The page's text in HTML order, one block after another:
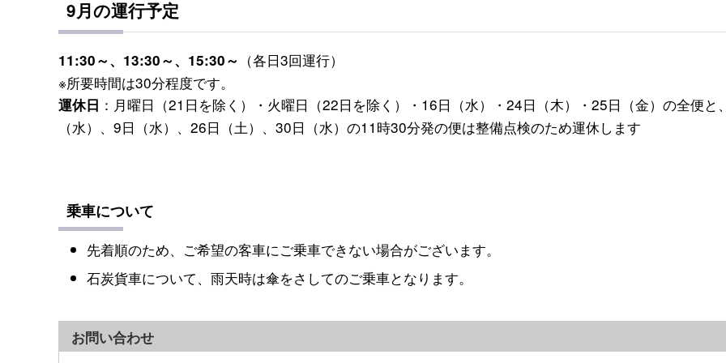
9月の運行予定
11:30～、13:30～、15:30～ （各日3回運行）
※所要時間は30分程度です。
運休日 ：月曜日（21日を除く）・火曜日（22日を除く）・16日（水）・24日（木）・25日（金）の全便と
（水）、9日（水）、26日（土）、30日（水）の11時30分発の便は整備点検のため運休します
乗車について
先着順のため、ご希望の客車にご乗車できない場合がございます。
石炭貨車について、雨天時は傘をさしてのご乗車となります。
お問い合わせ